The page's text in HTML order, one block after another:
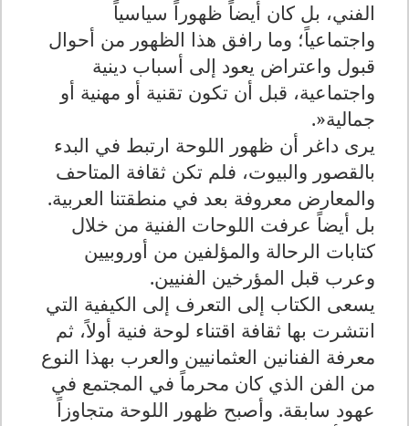
الفني، بل كان أيضاً ظهوراً سياسياً
واجتماعياً؛ وما رافق هذا الظهور من أحوال
قبول واعتراض يعود إلى أسباب دينية
واجتماعية، قبل أن تكون تقنية أو مهنية أو
جمالية»
.
يرى داغر أن ظهور اللوحة ارتبط في البدء
بالقصور والبيوت، فلم تكن ثقافة المتاحف
والمعارض معروفة بعد في منطقتنا العربية.
بل أيضاً عرفت اللوحات الفنية من خلال
كتابات الرحالة والمؤلفين من أوروبيين
وعرب قبل المؤرخين الفنيين.
يسعى الكتاب إلى التعرف إلى الكيفية التي
انتشرت بها ثقافة اقتناء لوحة فنية أولاً، ثم
معرفة الفنانين العثمانيين والعرب بهذا النوع
من الفن الذي كان محرماً في المجتمع في
عهود سابقة. وأصبح ظهور اللوحة متجاوزاً